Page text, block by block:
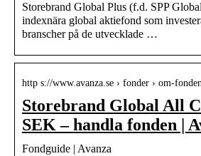
Storebrand Global Plus (f.d. SPP
indexnära global aktiefond som
branscher på de utvecklade …
http s://www.avanza.se › fonder › om-
Storebrand Global All
SEK – handla fonden |
Fondguide | Avanza